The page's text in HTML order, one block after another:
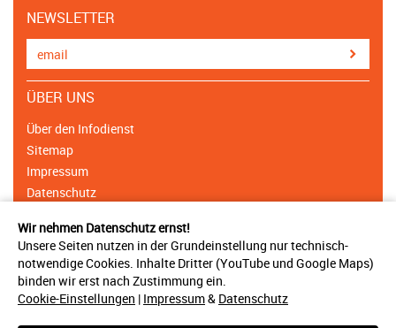
Wir nehmen Datenschutz ernst!
Unsere Seiten nutzen in der Grundeinstellung nur technisch-
notwendige Cookies. Inhalte Dritter (YouTube und Google Maps)
binden wir erst nach Zustimmung ein.
Cookie-Einstellungen | Impressum& Datenschutz
NEWSLETTER
ÜBER UNS
Über den Infodienst
Sitemap
Impressum
Datenschutz
NETZWERK
Träger & Unterstützer
Ansprechpartner